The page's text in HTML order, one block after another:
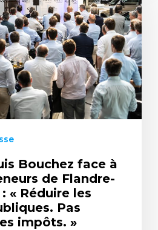
Bouchez face à
de Flandre-
« Réduire les
Pas
impôts. »